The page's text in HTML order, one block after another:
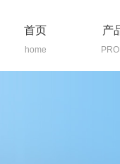
首页
home
产